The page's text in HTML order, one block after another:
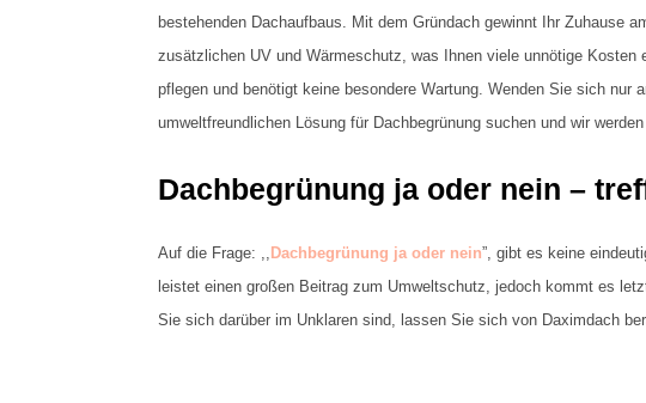
bestehenden Dachaufbaus. Mit dem Gründach gewinnt Ihr Zuhause
zusätzlichen UV und Wärmeschutz, was Ihnen viele unnötige
pflegen und benötigt keine besondere Wartung. Wenden Sie sich nur
umweltfreundlichen Lösung für Dachbegrünung suchen und wir
Dachbegrünung ja oder nein –
Auf die Frage: ,, Dachbegrünung ja oder nein”, gibt es keine
leistet einen großen Beitrag zum Umweltschutz, jedoch kommt es
Sie sich darüber im Unklaren sind, lassen Sie sich von Daximdach